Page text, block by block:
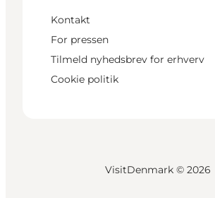
Kontakt
For pressen
Tilmeld nyhedsbrev for erhverv
Cookie politik
VisitDenmark © 2026